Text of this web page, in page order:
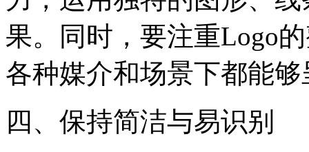
果。同时，要注重Logo
各种媒介和场景下都能
四、保持简洁与易识别